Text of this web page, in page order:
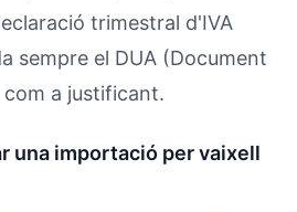
trimestral d'IVA
sempre el DUA (Document
a justificant.
una importació per vaixell